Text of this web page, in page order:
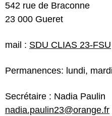
542 rue de Braconne
23 000 Gueret
mail : SDU CLIAS 23-FSU
Permanences: lundi,
Secrétaire : Nadia Paulin
nadia.paulin23@orange.fr